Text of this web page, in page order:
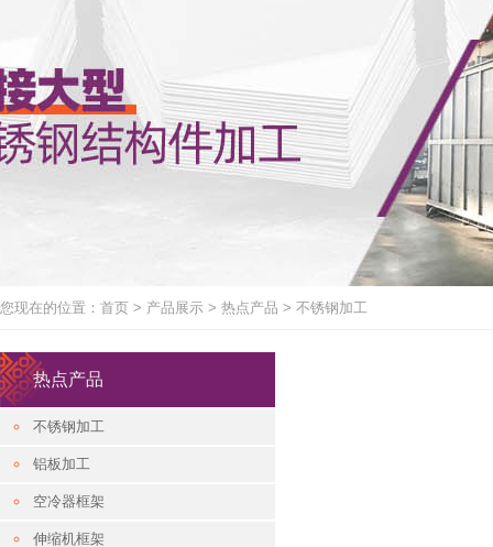
您现在的位置： 首页 > 产品展示 > 热点产品 > 不锈钢加工
热点产品
不锈钢加工
铝板加工
空冷器框架
伸缩机框架